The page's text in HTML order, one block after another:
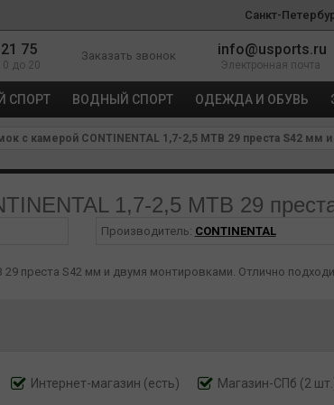
Санкт-
75
до 20
Заказать звонок info@usports.ru
Электронная почта
СПОРТ ВОДНЫЙ СПОРТ ОДЕЖДА И ОБУВЬ
с камерой CONTINENTAL 1,7-2,5 MTB 29 преста S42 мм
1,7-2,5 MTB 29
Производитель: CONTINENTAL
29 преста S42 мм и двумя монтировками. Отлично
Интернет-магазин (есть) Магазин-СПб (2